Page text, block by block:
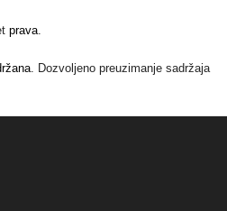
prava
. Dozvoljeno preuzimanje sadržaja